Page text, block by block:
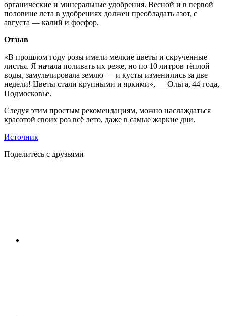
органические и минеральные удобрения. Весной и в первой
половине лета в удобрениях должен преобладать азот, с
августа — калий и фосфор.
Отзыв
«В прошлом году розы имели мелкие цветы и скрученные
листья. Я начала поливать их реже, но по 10 литров тёплой
воды, замульчировала землю — и кусты изменились за две
недели! Цветы стали крупными и яркими», — Ольга, 44 года,
Подмосковье.
Следуя этим простым рекомендациям, можно наслаждаться
красотой своих роз всё лето, даже в самые жаркие дни.
Источник
Поделитесь с друзьями